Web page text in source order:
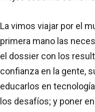
La vimos viajar por el
primera mano las
el dossier con los
confianza en la gente,
educarlos en
los desafíos; y poner